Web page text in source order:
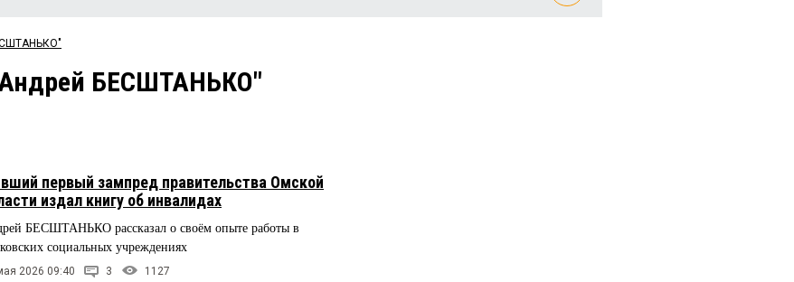
БЕСШТАНЬКО"
первый зампред правительства Омской
издал книгу об инвалидах
БЕСШТАНЬКО рассказал о своём опыте работы в
социальных учреждениях
2026 09:40 3 1127